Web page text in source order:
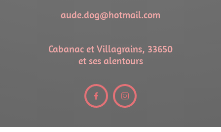
aude.dog@hotmail.com
Cabanac et Villagrains, 33650
et ses alentours
 